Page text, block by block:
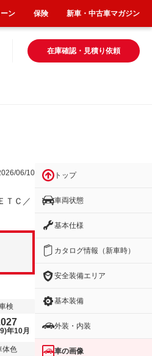
在庫確認・見積り依頼
06/10
ＴＣ／
検
年10月
体色
トップ
車両状態
基本仕様
カタログ情報（新車時）
安全装備エリア
基本装備
外装・内装
車の画像
ーン 保険 新車・中古車マガジン